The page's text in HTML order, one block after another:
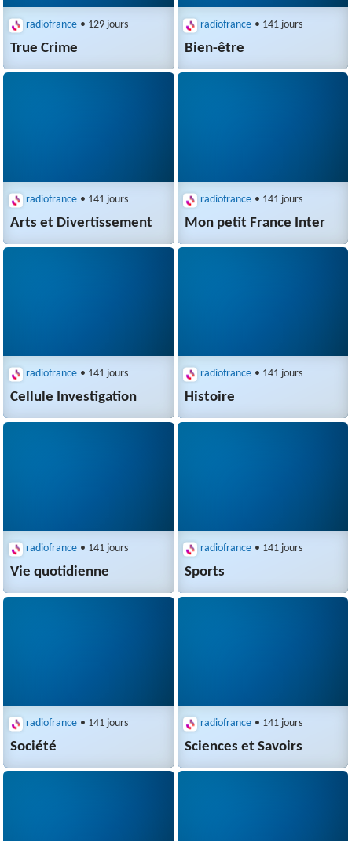
radiofrance • 129 jours
True Crime
radiofrance • 141 jours
Bien-être
radiofrance • 141 jours
Arts et Divertissement
radiofrance • 141 jours
Mon petit France Inter
radiofrance • 141 jours
Cellule Investigation
radiofrance • 141 jours
Histoire
radiofrance • 141 jours
Vie quotidienne
radiofrance • 141 jours
Sports
radiofrance • 141 jours
Société
radiofrance • 141 jours
Sciences et Savoirs